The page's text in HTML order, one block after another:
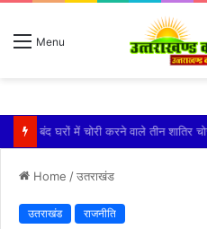
Menu
बारिश ने बढ़ाई दहशत, दरकने लगी
Home /उतराखंड
उतराखंड राजनीति